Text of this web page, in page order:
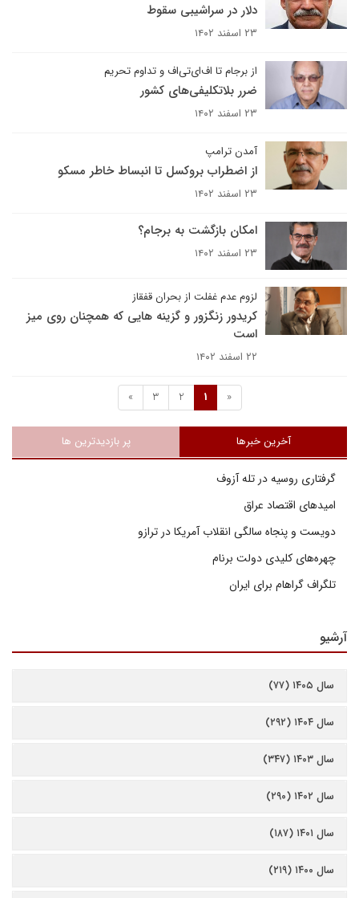
دلار در سراشیبی سقوط
۲۳ اسفند ۱۴۰۲
از برجام تا اف‌ای‌تی‌اف و تداوم تحریم
ضرر بلاتکلیفی‌های کشور
۲۳ اسفند ۱۴۰۲
آمدن ترامپ
از اضطراب بروکسل تا انبساط خاطر مسکو
۲۳ اسفند ۱۴۰۲
امکان بازگشت به برجام؟
۲۳ اسفند ۱۴۰۲
لزوم عدم غفلت از بحران قفقاز
کریدور زنگزور و گزینه هایی که همچنان روی میز
است
۲۲ اسفند ۱۴۰۲
«
1
2
3
»
آخرین خبرها پر بازدیدترین ها
گرفتاری روسیه در تله آزوف
امیدهای اقتصاد عراق
دویست و پنجاه سالگی انقلاب آمریکا در ترازو
چهره‌های کلیدی دولت برنام
تلگراف گراهام برای ایران
آرشیو
سال ۱۴۰۵ (۷۷)
سال ۱۴۰۴ (۲۹۲)
سال ۱۴۰۳ (۳۴۷)
سال ۱۴۰۲ (۲۹۰)
سال ۱۴۰۱ (۱۸۷)
سال ۱۴۰۰ (۲۱۹)